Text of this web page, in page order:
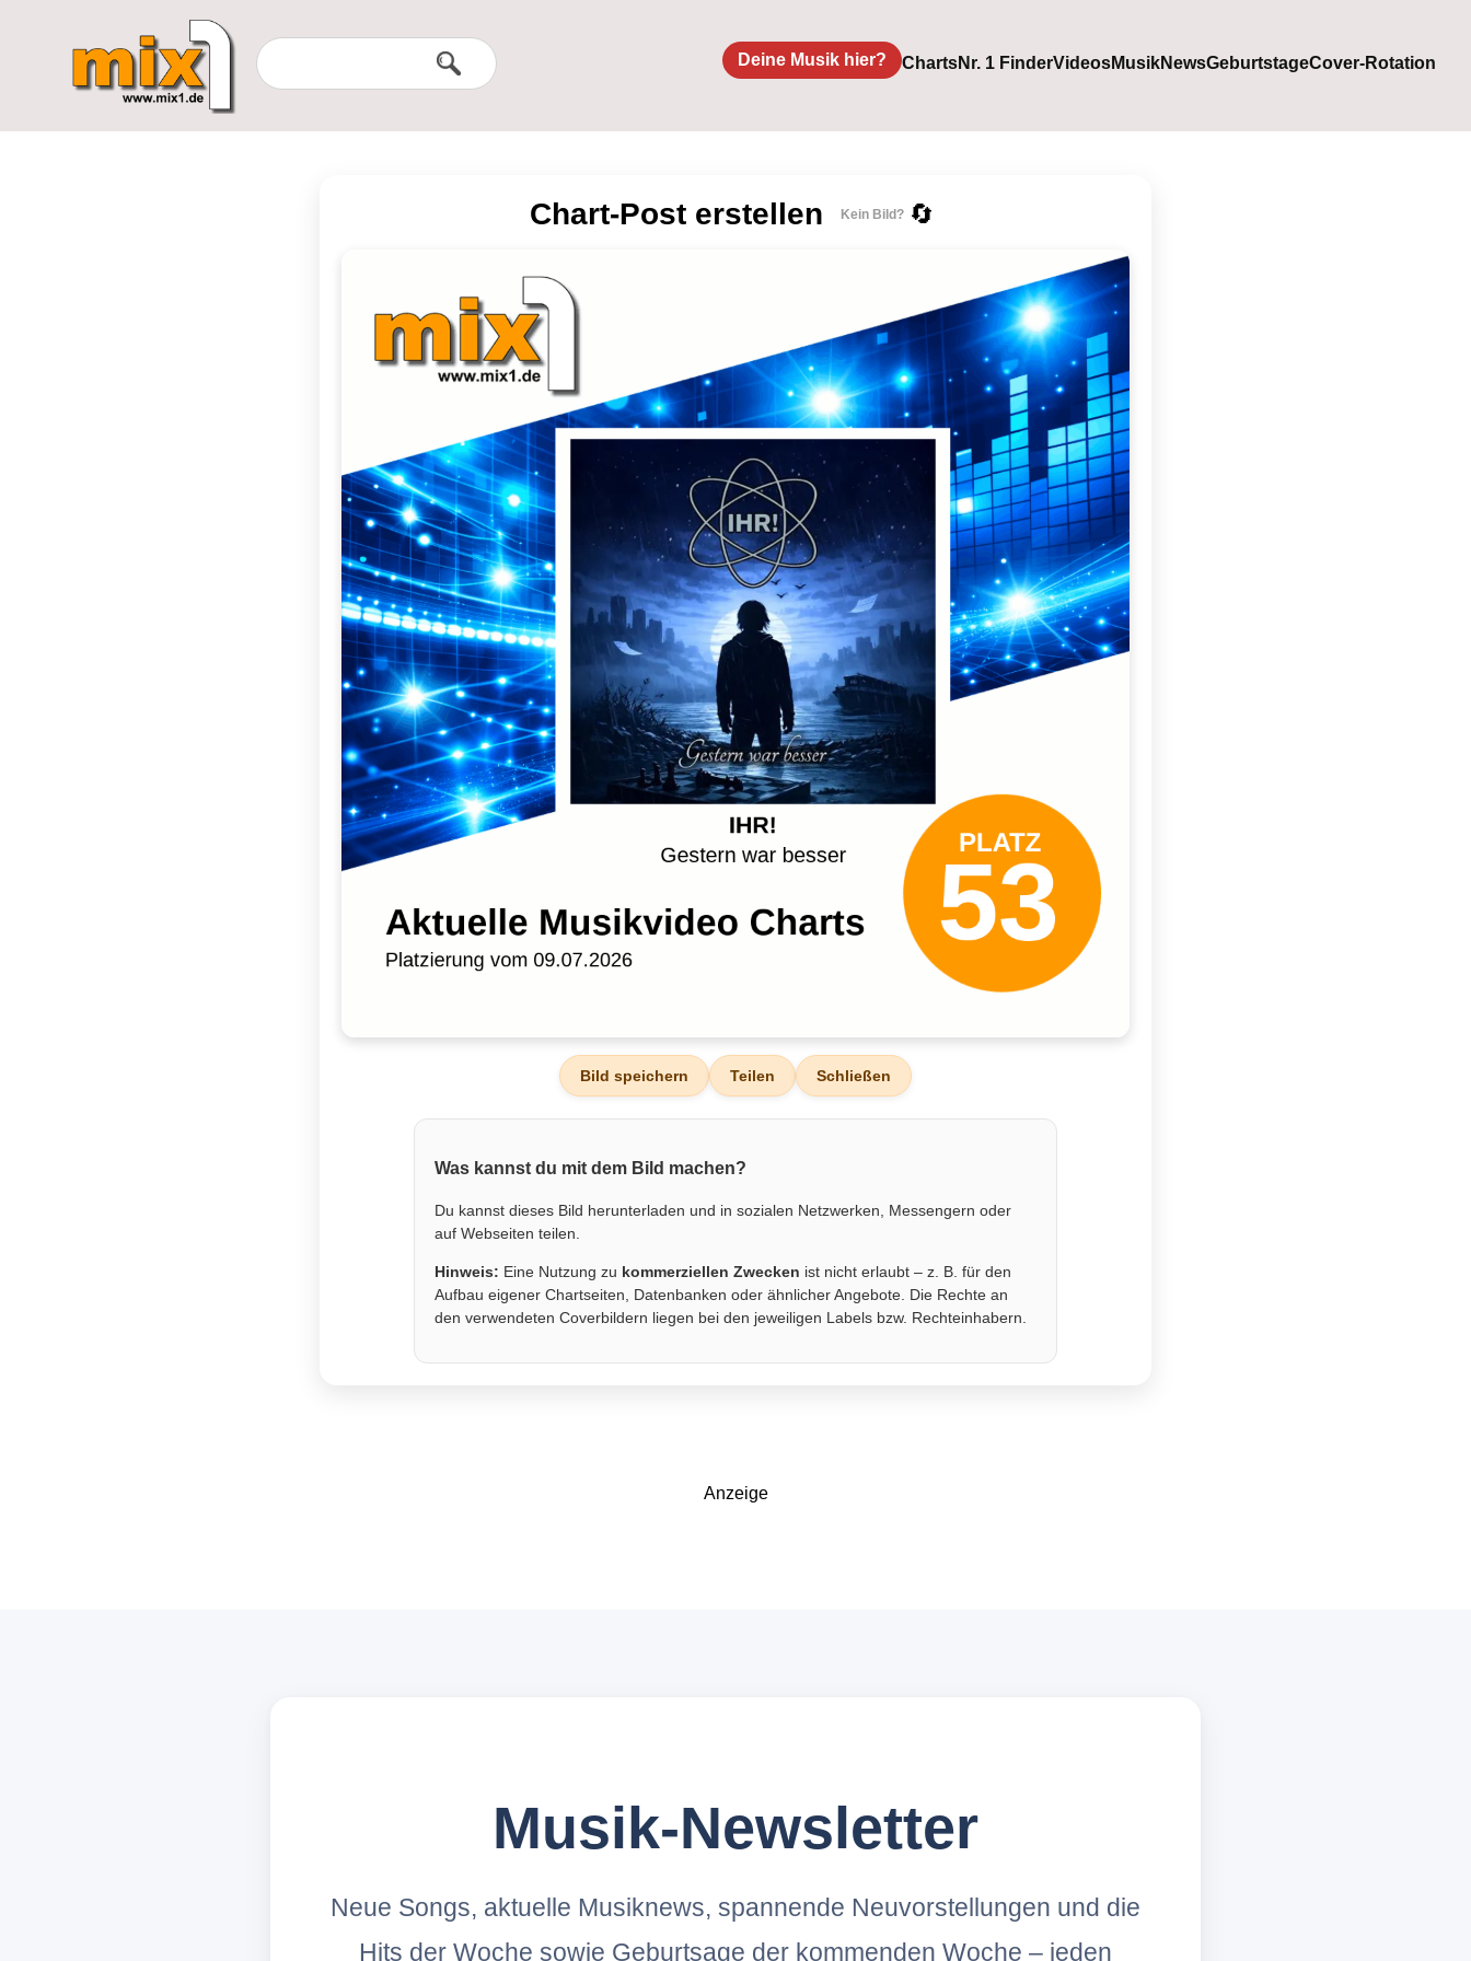
Deine Musik hier? ChartsNr. 1 FinderVideosMusikNewsGeburtstageCover-Rotation
Chart-Post erstellen Kein Bild? 🔄
Bild speichern Teilen Schließen
Was kannst du mit dem Bild machen?
Du kannst dieses Bild herunterladen und in sozialen Netzwerken, Messengern oder
auf Webseiten teilen.
Hinweis: Eine Nutzung zu kommerziellen Zwecken ist nicht erlaubt – z. B. für den
Aufbau eigener Chartseiten, Datenbanken oder ähnlicher Angebote. Die Rechte an
den verwendeten Coverbildern liegen bei den jeweiligen Labels bzw. Rechteinhabern.
Anzeige
Musik-Newsletter
Neue Songs, aktuelle Musiknews, spannende Neuvorstellungen und die
Hits der Woche sowie Geburtsage der kommenden Woche – jeden